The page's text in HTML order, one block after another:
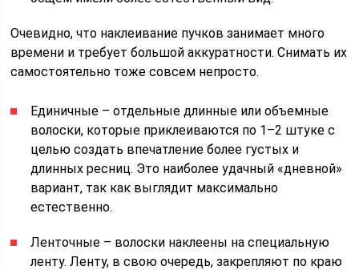
Очевидно, что наклеивание пучков занимает много
времени и требует большой аккуратности. Снимать их
самостоятельно тоже совсем непросто.
Единичные – отдельные длинные или объемные
волоски, которые приклеиваются по 1–2 штуке с
целью создать впечатление более густых и
длинных ресниц. Это наиболее удачный «дневной»
вариант, так как выглядит максимально
естественно.
Ленточные – волоски наклеены на специальную
ленту. Ленту, в свою очередь, закрепляют по краю